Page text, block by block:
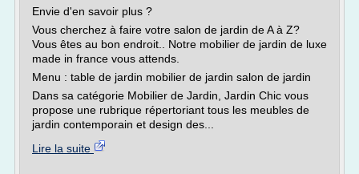
Envie d'en savoir plus ?
Vous cherchez à faire votre salon de jardin de A à Z?
Vous êtes au bon endroit.. Notre mobilier de jardin de luxe
made in france vous attends.
Menu : table de jardin mobilier de jardin salon de jardin
Dans sa catégorie Mobilier de Jardin, Jardin Chic vous
propose une rubrique répertoriant tous les meubles de
jardin contemporain et design des...
Lire la suite